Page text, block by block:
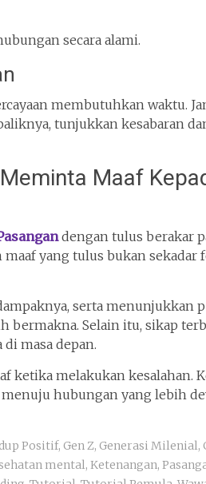
secara alami.
membutuhkan waktu.
tunjukkan kesabaran
Maaf
dengan tulus berakar
yang tulus bukan sekadar
serta menunjukkan
bermakna. Selain itu, sikap
masa depan.
ketika melakukan kesalahan.
hubungan yang lebih
Positif, Gen Z, Generasi Milenial,
mental, Ketenangan,